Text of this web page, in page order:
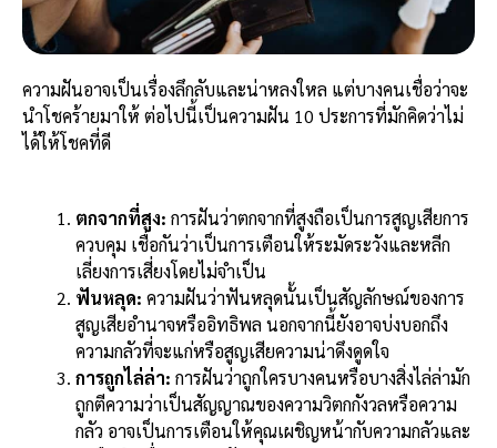
ความฝันอาจเป็นเรื่องลึกลับและน่าหลงใหล แต่บางคนเชื่อว่าจะ
นำโชคร้ายมาให้ ต่อไปนี้เป็นความฝัน 10 ประการที่มักคิดว่าไม่
ได้ให้โชคที่ดี
ตกจากที่สูง: การฝันว่าตกจากที่สูงถือเป็นการสูญเสียการ
ควบคุม เชื่อกันว่าเป็นการเตือนให้ระมัดระวังและหลีก
เลี่ยงการเสี่ยงโดยไม่จำเป็น
ฟันหลุด: ความฝันว่าฟันหลุดนั้นเป็นสัญลักษณ์ของการ
สูญเสียอำนาจหรืออิทธิพล นอกจากนี้ยังอาจบ่งบอกถึง
ความกลัวที่จะแก่หรือสูญเสียความน่าดึงดูดใจ
การถูกไล่ล่า: การฝันว่าถูกใครบางคนหรือบางสิ่งไล่ล่ามัก
ถูกตีความว่าเป็นสัญญาณของความวิตกกังวลหรือความ
กลัว อาจเป็นการเตือนให้คุณเผชิญหน้ากับความกลัวและ